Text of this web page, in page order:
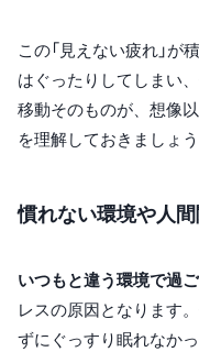
この「見えない疲れ」
はぐったりしてしまい
移動そのものが、想像
を理解しておきましょう
慣れない環境や人
いつもと違う環境で過
レスの原因となります
ずにぐっすり眠れなか